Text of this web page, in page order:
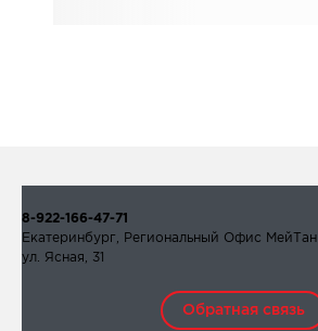
8-922-166-47-71
Екатеринбург, Региональный Офис МейТан
ул. Ясная, 31
Обратная связь